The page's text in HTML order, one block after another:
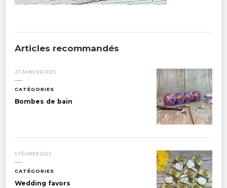
Articles recommandés
27 JANVIER 2025
CATÉGORIES
Bombes de bain
5 FÉVRIER 2022
CATÉGORIES
Wedding favors